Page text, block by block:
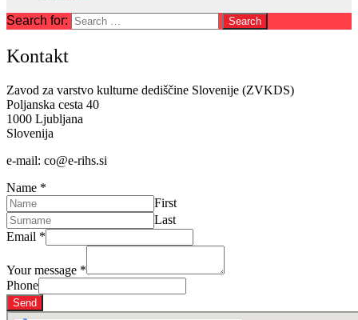
Search for:
Kontakt
Zavod za varstvo kulturne dediščine Slovenije (ZVKDS)
Poljanska cesta 40
1000 Ljubljana
Slovenija
e-mail: co@e-rihs.si
Name *
First
Last
Email *
Your message *
Phone
Send